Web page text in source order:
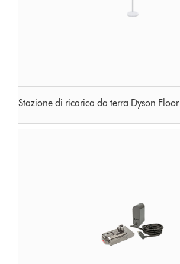
Stazione di ricarica da terra Dyson